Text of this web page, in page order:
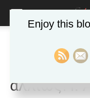
Άρθρα
Οι
αλλιώς! Ι.
Enjoy this